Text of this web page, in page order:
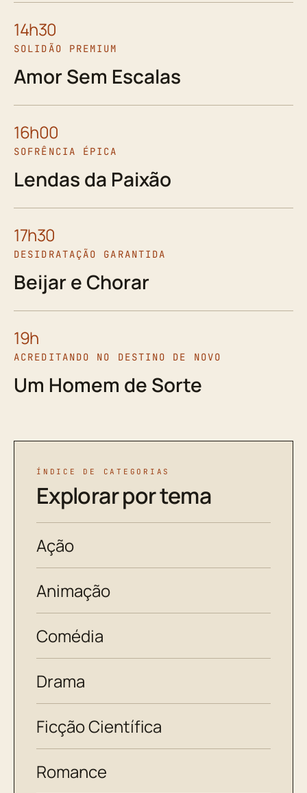
14h30
SOLIDÃO PREMIUM
Amor Sem Escalas
16h00
SOFRÊNCIA ÉPICA
Lendas da Paixão
17h30
DESIDRATAÇÃO GARANTIDA
Beijar e Chorar
19h
ACREDITANDO NO DESTINO DE NOVO
Um Homem de Sorte
ÍNDICE DE CATEGORIAS
Explorar por tema
Ação
Animação
Comédia
Drama
Ficção Científica
Romance